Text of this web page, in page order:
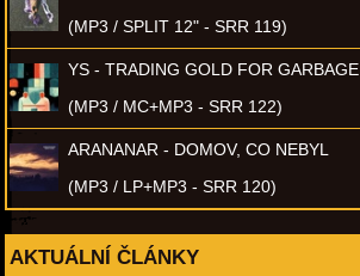
(MP3 / SPLIT 12" - SRR 119)
YS - TRADING GOLD FOR GARBAGE
(MP3 / MC+MP3 - SRR 122)
ARANANAR - DOMOV, CO NEBYL
(MP3 / LP+MP3 - SRR 120)
AKTUÁLNÍ ČLÁNKY